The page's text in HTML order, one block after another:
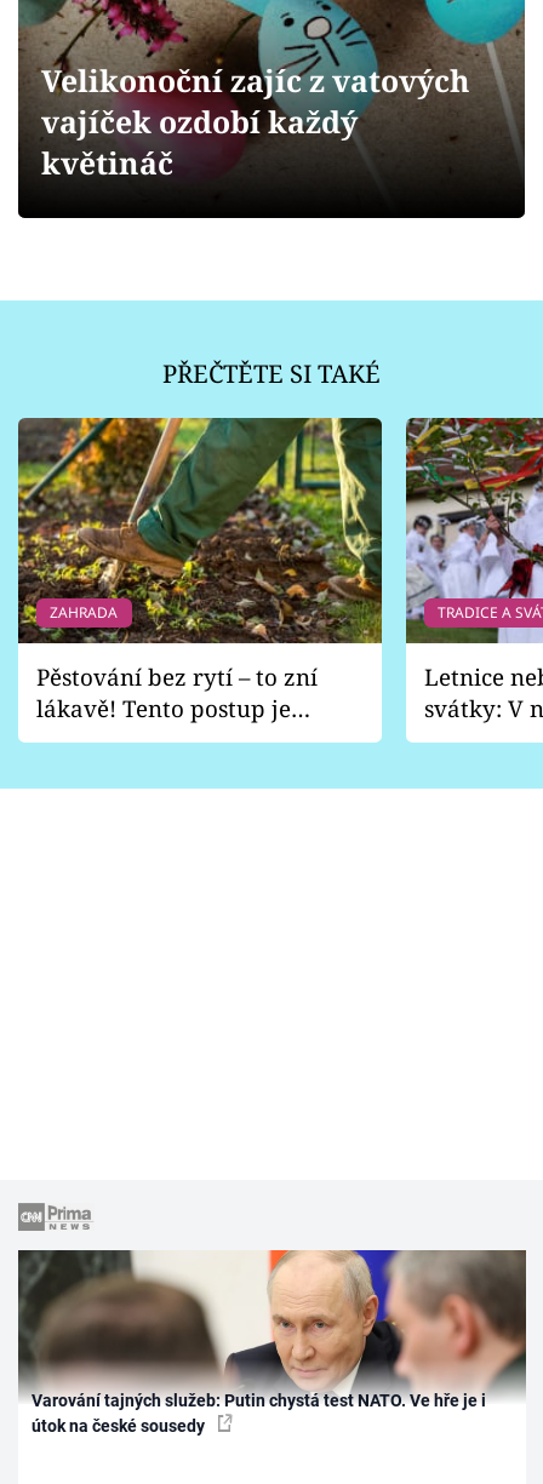
Přihlášení
Sledujte nás
Velikonoční zajíc z vatových
vajíček ozdobí každý
květináč
PŘEČTĚTE SI TAKÉ
ZAHRADA
Pěstování bez rytí – to zní
lákavě! Tento postup je
vhodný jen pro některé
TRADICE A
Letnice
svátky: V
pondělí
Varování tajných služeb: Putin chystá test NATO. Ve hře je i
útok na české sousedy